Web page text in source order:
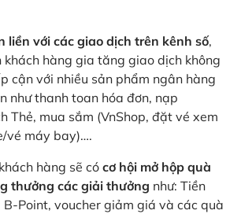
liền với các giao dịch trên kênh số,
khách hàng gia tăng giao dịch không
cận với nhiều sản phẩm ngân hàng
như thanh toan hóa đơn, nạp
Thẻ, mua sắm (VnShop, đặt vé xem
vé máy bay)….
hàng sẽ có cơ hội mở hộp quà
thưởng các giải thưởng như: Tiền
Point, voucher giảm giá và các quà